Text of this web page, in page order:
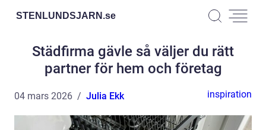
STENLUNDSJARN.se
Städfirma gävle så väljer du rätt
partner för hem och företag
04 mars 2026 Julia Ekk inspiration